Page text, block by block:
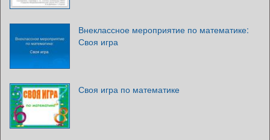
Внеклассное мероприятие по математике:
Своя игра
Своя игра по математике